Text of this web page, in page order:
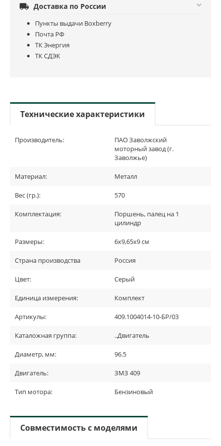
 Доставка по России
Пункты выдачи Boxberry
Почта РФ
ТК Энергия
ТК СДЭК
Технические характеристики
Производитель:
ПАО Заволжский
моторный завод (г.
Заволжье)
Материал: Металл
Вес (гр.): 570
Комплектация:
Поршень, палец на 1
цилиндр
Размеры: 6х9,65х9 см
Страна производства Россия
Цвет: Серый
Единица измерения: Комплект
Артикулы: 409.1004014-10-БР/03
Каталожная группа: ..Двигатель
Диаметр, мм: 96.5
Двигатель: ЗМЗ 409
Тип мотора: Бензиновый
Совместимость с моделями